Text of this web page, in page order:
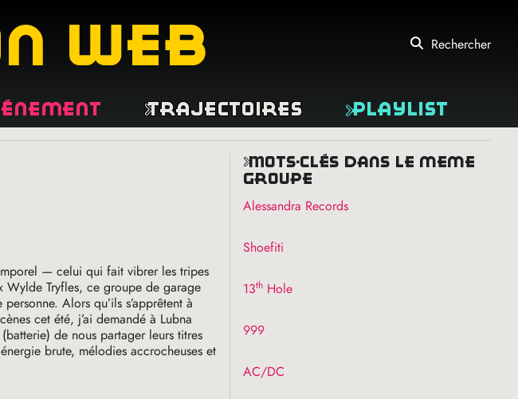
web Rechercher
Trajectoires Playlist
— celui qui fait vibrer les tripes
Wylde Tryfles, ce groupe de garage
Alors qu’ils s’apprêtent à
cet été, j’ai demandé à Lubna
de nous partager leurs titres
brute, mélodies accrocheuses et
mots-clés dans le même
groupe
Alessandra Records
Shoefiti
13th Hole
999
AC/DC